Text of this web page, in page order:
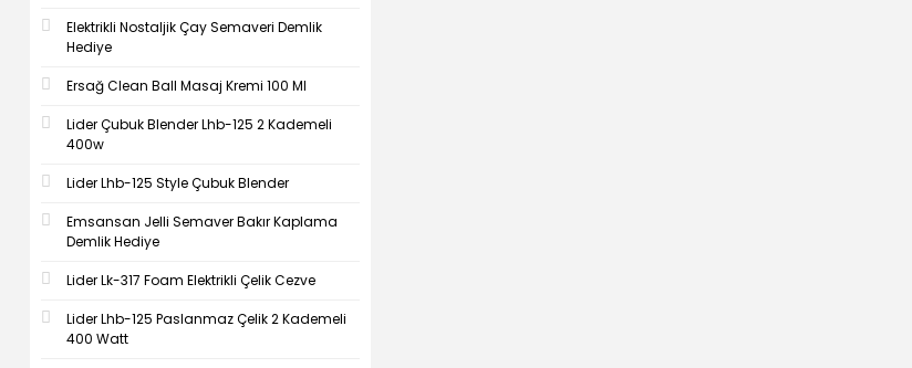
Elektrikli Nostaljik Çay Semaveri Demlik
Hediye
Ersağ Clean Ball Masaj Kremi 100 Ml
Lider Çubuk Blender Lhb-125 2 Kademeli
400w
Lider Lhb-125 Style Çubuk Blender
Emsansan Jelli Semaver Bakır Kaplama
Demlik Hediye
Lider Lk-317 Foam Elektrikli Çelik Cezve
Lider Lhb-125 Paslanmaz Çelik 2 Kademeli
400 Watt